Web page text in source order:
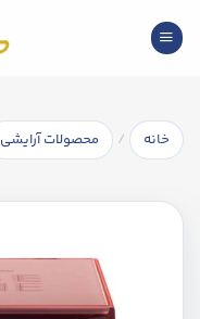
content
خانه / محصولات آرایشی